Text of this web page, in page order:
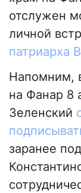
отслужен
личной
патриарха
Напомним,
на Фанар 8
Зеленский
заранее